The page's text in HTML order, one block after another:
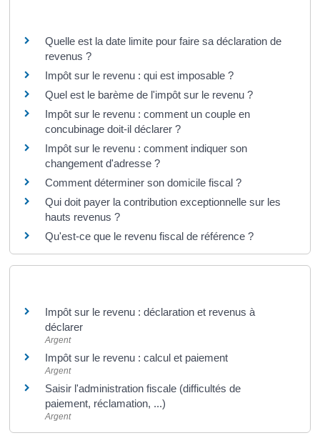
Quelle est la date limite pour faire sa déclaration de
revenus ?
Impôt sur le revenu : qui est imposable ?
Quel est le barème de l'impôt sur le revenu ?
Impôt sur le revenu : comment un couple en
concubinage doit-il déclarer ?
Impôt sur le revenu : comment indiquer son
changement d'adresse ?
Comment déterminer son domicile fiscal ?
Qui doit payer la contribution exceptionnelle sur les
hauts revenus ?
Qu'est-ce que le revenu fiscal de référence ?
Impôt sur le revenu : déclaration et revenus à
déclarer
Argent
Impôt sur le revenu : calcul et paiement
Argent
Saisir l'administration fiscale (difficultés de
paiement, réclamation, ...)
Argent